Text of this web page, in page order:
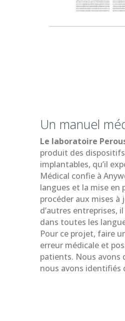
Un manuel
Le laboratoire
produit des
implantables, qu’il
Médical confie à
langues et la mise en
procéder aux mises
d’autres entreprises,
dans toutes les
Pour ce projet, faire
erreur médicale et
patients. Nous avons
nous avons identifiés